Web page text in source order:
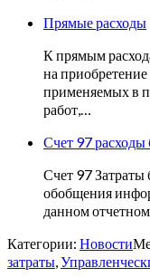
Прямые расходы
К прямым
на
применяемых в
работ,…
Счет 97
Счет 97 Затраты
обобщения
данном
Категории: Новости
затраты,